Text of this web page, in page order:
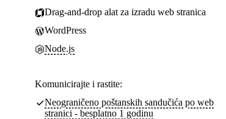
Drag-and-drop alat za izradu web stranica
WordPress
Node.js
Komunicirajte i rastite:
Neograničeno poštanskih sandučića po web
stranici - besplatno 1 godinu